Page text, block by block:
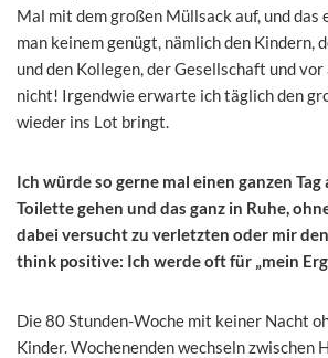
Mal mit dem großen Müllsack auf, und das
man keinem genügt, nämlich den Kindern,
und den Kollegen, der Gesellschaft und
nicht! Irgendwie erwarte ich täglich den
wieder ins Lot bringt.
Ich würde so gerne mal einen ganzen
Toilette gehen und das ganz in Ruhe,
dabei versucht zu verletzten oder mir
think positive: Ich werde oft für „mein
Die 80 Stunden-Woche mit keiner Nacht
Kinder. Wochenenden wechseln zwischen